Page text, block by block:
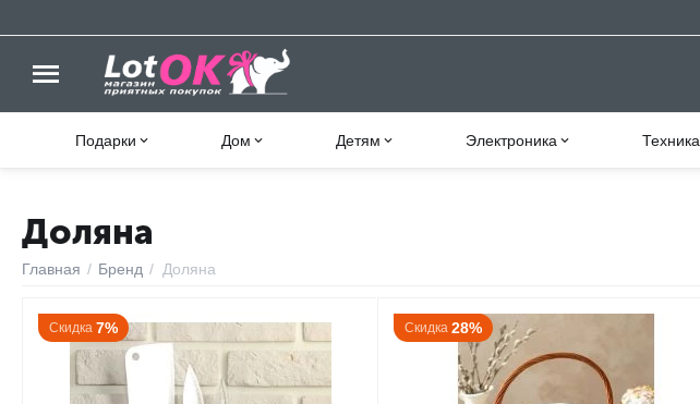
Подарки Дом Детям Электроника Техника
Доляна
Главная / Бренд / Доляна
Скидка 7% Скидка 28%